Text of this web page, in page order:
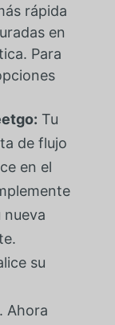
rápida
en
Para
Tu
de flujo
en el
nueva
su
Ahora